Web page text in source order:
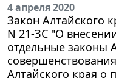
4 апреля 2020
Закон Алтайского
N 21-ЗС "О
отдельные законы
Алтайского края о